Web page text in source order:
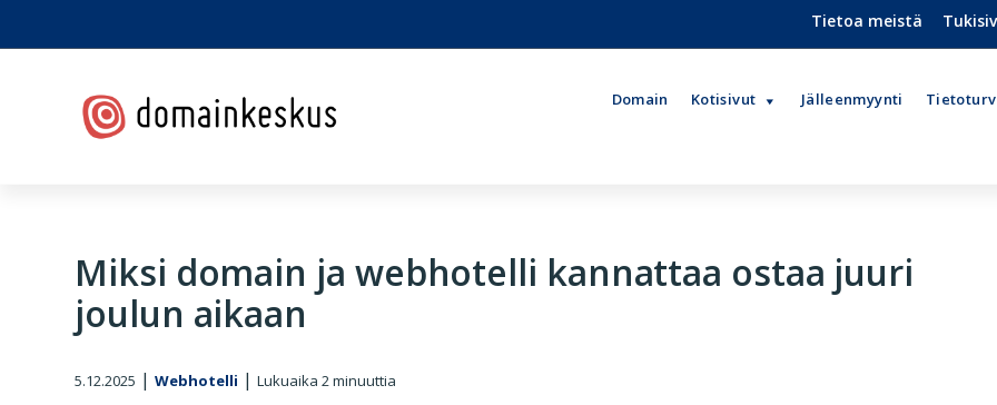
Tietoa meistä
ensisijaiseen
valikkoon
pääsisältöön
ensisijaiseen
sivupalkkiin
alatunnisteeseen
Domain Kotisivut Jälleenmyynti
Miksi domain ja webhotelli kannattaa ostaa juuri
joulun aikaan
5.12.2025 |Webhotelli |Lukuaika 2minuuttia